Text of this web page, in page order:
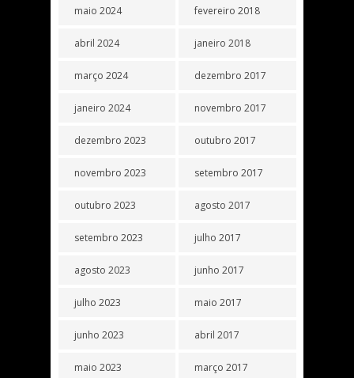
maio 2024
abril 2024
março 2024
janeiro 2024
dezembro 2023
novembro 2023
outubro 2023
setembro 2023
agosto 2023
julho 2023
junho 2023
maio 2023
fevereiro 2018
janeiro 2018
dezembro 2017
novembro 2017
outubro 2017
setembro 2017
agosto 2017
julho 2017
junho 2017
maio 2017
abril 2017
março 2017